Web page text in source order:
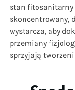
stan fitosanitarny
skoncentrowany,
wystarcza, aby
przemiany
sprzyjają